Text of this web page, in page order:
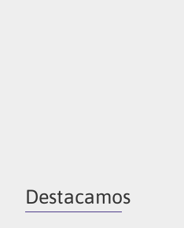
Destacamos